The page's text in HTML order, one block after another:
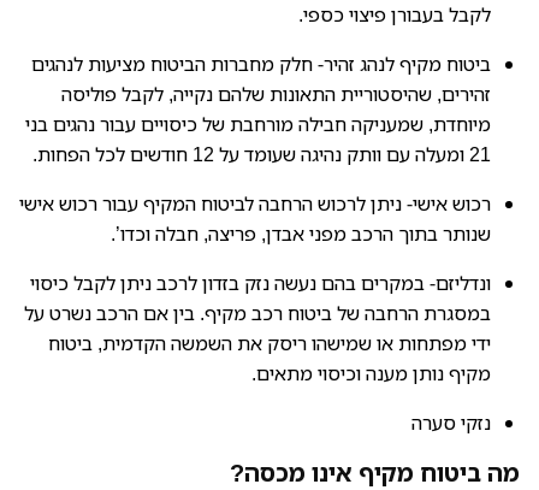
לקבל בעבורן פיצוי כספי.
ביטוח מקיף לנהג זהיר- חלק מחברות הביטוח מציעות לנהגים
זהירים, שהיסטוריית התאונות שלהם נקייה, לקבל פוליסה
מיוחדת, שמעניקה חבילה מורחבת של כיסויים עבור נהגים בני
21 ומעלה עם וותק נהיגה שעומד על 12 חודשים לכל הפחות.
רכוש אישי- ניתן לרכוש הרחבה לביטוח המקיף עבור רכוש אישי
שנותר בתוך הרכב מפני אבדן, פריצה, חבלה וכדו’.
ונדליזם- במקרים בהם נעשה נזק בזדון לרכב ניתן לקבל כיסוי
במסגרת הרחבה של ביטוח רכב מקיף. בין אם הרכב נשרט על
ידי מפתחות או שמישהו ריסק את השמשה הקדמית, ביטוח
מקיף נותן מענה וכיסוי מתאים.
נזקי סערה
מה ביטוח מקיף אינו מכסה?